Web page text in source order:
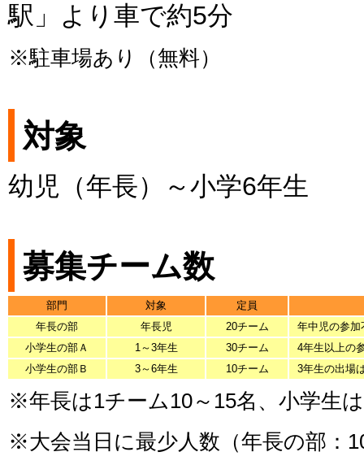
駅」より車で約5分
※駐車場あり（無料）
対象
幼児（年長）～小学6年生
募集チーム数
部門 対象
定員
年長の部
年長児 20チーム
年中児の参加
小学生の部Ａ
1～3年生 30チーム
4年生以上の
小学生の部Ｂ
3～6年生 10チーム 3年生の出場
※年長は1チーム10～15名、小学生
※大会当日に最少人数（年長の部：